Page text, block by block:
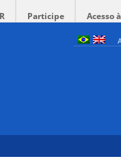
Participe Acesso